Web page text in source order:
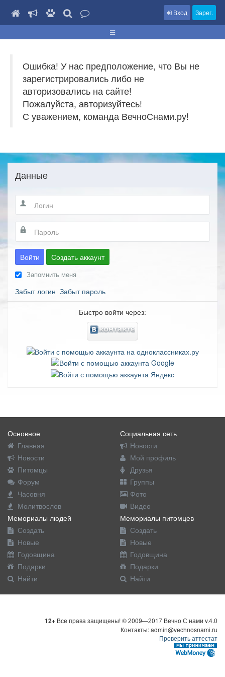
Вход Зарег.
Ошибка! У нас предположение, что Вы не
зарегистрировались либо не
авторизовались на сайте!
Пожалуйста, авторизуйтесь!
С уважением, команда ВечноСнами.ру!
Данные
Войти Создать аккаунт
Запомнить меня
Забыт логин Забыт пароль
Быстро войти через:
Основное
Главная
Новости
Питомцы
Форум
Часовня
Молитвослов
Социальная сеть
Новости
Мой профиль
Друзья
Группы
Фото
Видео
Мемориалы людей
Создать
Новые
Годовщина
Подарки
Найти
Мемориалы питомцев
Создать
Новые
Годовщина
Подарки
Найти
12+ Все права защищены! © 2009—2017 Вечно С нами v.4.0
Контакты: admin@vechnosnami.ru
Проверить аттестат